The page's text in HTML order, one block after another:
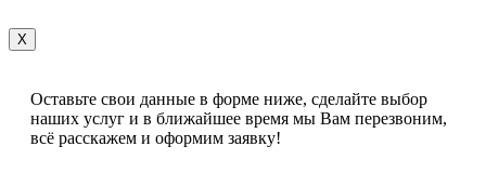
X
Оставьте свои данные в форме ниже, сделайте выбор
наших услуг и в ближайшее время мы Вам перезвоним,
всё расскажем и оформим заявку!